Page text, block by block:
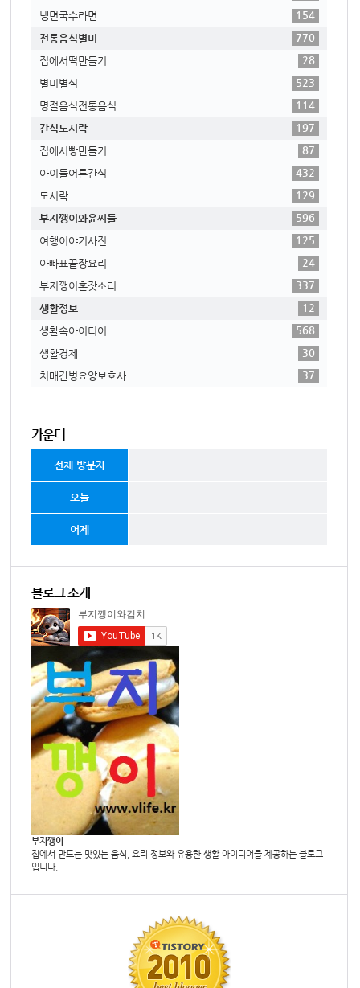
냉면국수라면
154
전통음식별미
770
집에서떡만들기
28
별미별식
523
명절음식전통음식
114
간식도시락
197
집에서빵만들기
87
아이들어른간식
432
도시락
129
부지깽이와윤씨들
596
여행이야기사진
125
아빠표끝장요리
24
부지깽이혼잣소리
337
생활정보
12
생활속아이디어
568
생활경제
30
치매간병요양보호사
37
카운터
전체 방문자
오늘
어제
블로그 소개
부지깽이
집에서 만드는 맛있는 음식, 요리 정보와 유용한 생활 아이디어를 제공하는 블로그
입니다.